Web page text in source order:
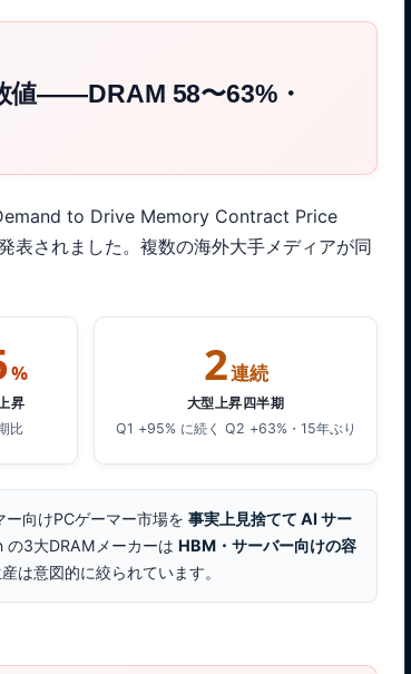
値——DRAM 58〜63%・
to Drive Memory Contract Price
表されました。複数の海外大手メディアが同
%
昇
比
2連続
大型上昇四半期
Q1 +95% に続く Q2 +63%・15年ぶり
向けPCゲーマー市場を 事実上見捨てて AI サー
3大DRAMメーカーは HBM・サーバー向けの容
は意図的に絞られています。